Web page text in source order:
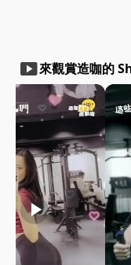
smart_display來觀賞造咖的
play_arrow